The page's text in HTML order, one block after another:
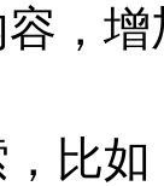
，
比